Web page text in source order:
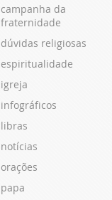
campanha da
fraternidade
dúvidas religiosas
espiritualidade
igreja
infográficos
libras
notícias
orações
papa